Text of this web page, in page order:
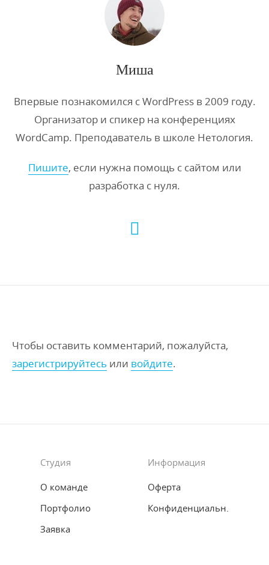
Миша
Впервые познакомился с WordPress в 2009 году.
Организатор и спикер на конференциях
WordCamp. Преподаватель в школе Нетология.
Пишите, если нужна помощь с сайтом или
разработка с нуля.
Чтобы оставить комментарий, пожалуйста,
зарегистрируйтесь или войдите.
Студия
О команде
Портфолио
Заявка
Информация
Оферта
Конфиденциальн.